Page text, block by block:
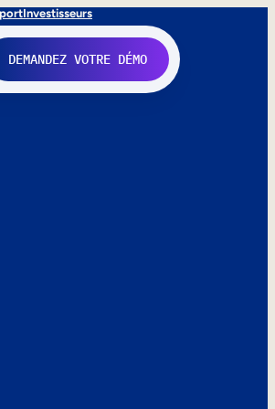
Investisseurs
DEMANDEZ VOTRE DÉMO